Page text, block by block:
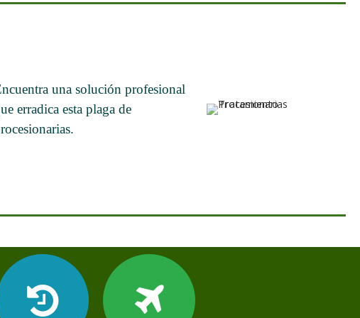
una solución profesional
erradica esta plaga de